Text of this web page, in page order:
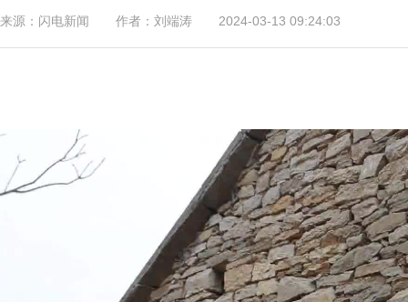
来源： 闪电新闻 作者： 刘端涛 2024-03-13 09:24:03